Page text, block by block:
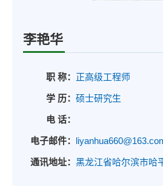
李艳华
职 称： 正高级工程师
学 历： 硕士研究生
电 话：
电子邮件：
通讯地址： 黑龙江省哈尔滨市哈